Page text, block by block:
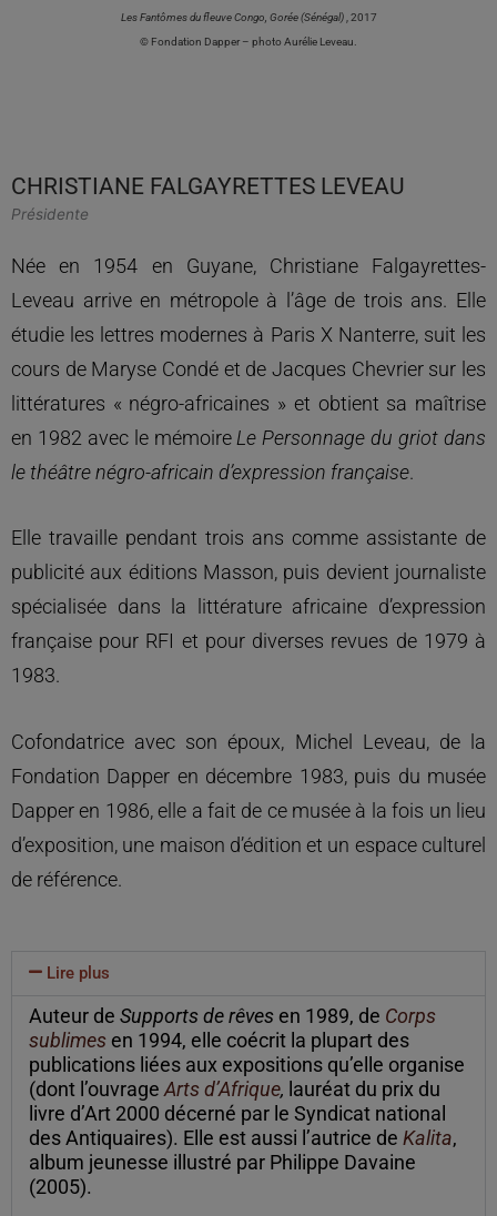
Les Fantômes du fleuve Congo, Gorée (Sénégal) , 2017
© Fondation Dapper – photo Aurélie Leveau.
CHRISTIANE FALGAYRETTES LEVEAU
Présidente
Née en 1954 en Guyane, Christiane Falgayrettes-
Leveau arrive en métropole à l’âge de trois ans. Elle
étudie les lettres modernes à Paris X Nanterre, suit les
cours de Maryse Condé et de Jacques Chevrier sur les
littératures « négro-africaines » et obtient sa maîtrise
en 1982 avec le mémoire Le Personnage du griot dans
le théâtre négro-africain d’expression française.
Elle travaille pendant trois ans comme assistante de
publicité aux éditions Masson, puis devient journaliste
spécialisée dans la littérature africaine d’expression
française pour RFI et pour diverses revues de 1979 à
1983.
Cofondatrice avec son époux, Michel Leveau, de la
Fondation Dapper en décembre 1983, puis du musée
Dapper en 1986, elle a fait de ce musée à la fois un lieu
d’exposition, une maison d’édition et un espace culturel
de référence.
Lire plus
Auteur de Supports de rêves en 1989, de Corps
sublimes en 1994, elle coécrit la plupart des
publications liées aux expositions qu’elle organise
(dont l’ouvrage Arts d’Afrique, lauréat du prix du
livre d’Art 2000 décerné par le Syndicat national
des Antiquaires). Elle est aussi l’autrice de Kalita,
album jeunesse illustré par Philippe Davaine
(2005).